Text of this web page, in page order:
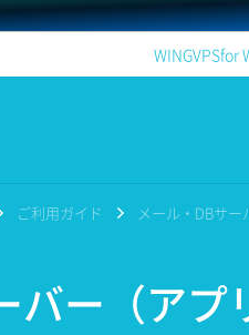
WINGVPSfor
ご利用ガイド メール・DBサー
バー（アプ